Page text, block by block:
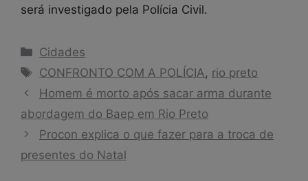
será investigado pela Polícia Civil.
Categorias
Cidades
Tags
CONFRONTO COM A POLÍCIA, rio preto
Homem é morto após sacar arma durante
abordagem do Baep em Rio Preto
Procon explica o que fazer para a troca de
presentes do Natal